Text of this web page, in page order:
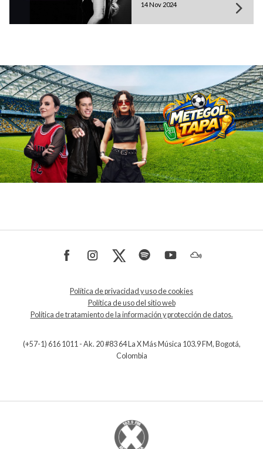
14 Nov 2024
Política de privacidad y uso de cookies
Política de uso del sitio web
Política de tratamiento de la información y protección de datos.
(+57-1) 616 1011 - Ak. 20 #83 64 La X Más Música 103.9 FM, Bogotá,
Colombia